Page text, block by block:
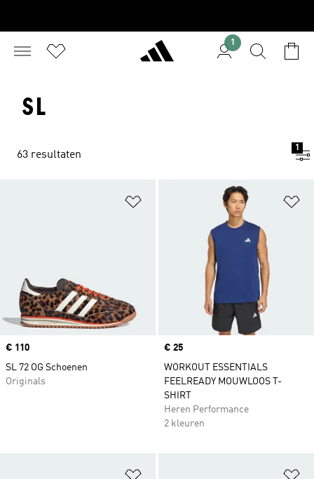
1
SL
63 resultaten
1
Op verlanglijst zetten
Price
€ 110
SL 72 OG Schoenen
Originals
Price
€ 25
WORKOUT ESSENTIALS
FEELREADY MOUWLOOS T-
SHIRT
Heren Performance
2 kleuren